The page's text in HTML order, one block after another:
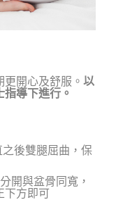
更開心及舒服。以
導下進行。
後雙腿屈曲，保
開與盆骨同寬，
下方即可